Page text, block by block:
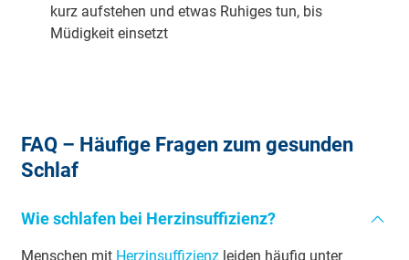
kurz aufstehen und etwas Ruhiges tun, bis
Müdigkeit einsetzt
FAQ – Häufige Fragen zum gesunden
Schlaf
Wie schlafen bei Herzinsuffizienz?
Menschen mit Herzinsuffizienz leiden häufig unter